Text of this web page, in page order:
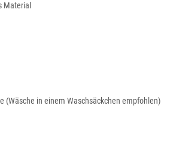
Material
(Wäsche in einem Waschsäckchen empfohlen)